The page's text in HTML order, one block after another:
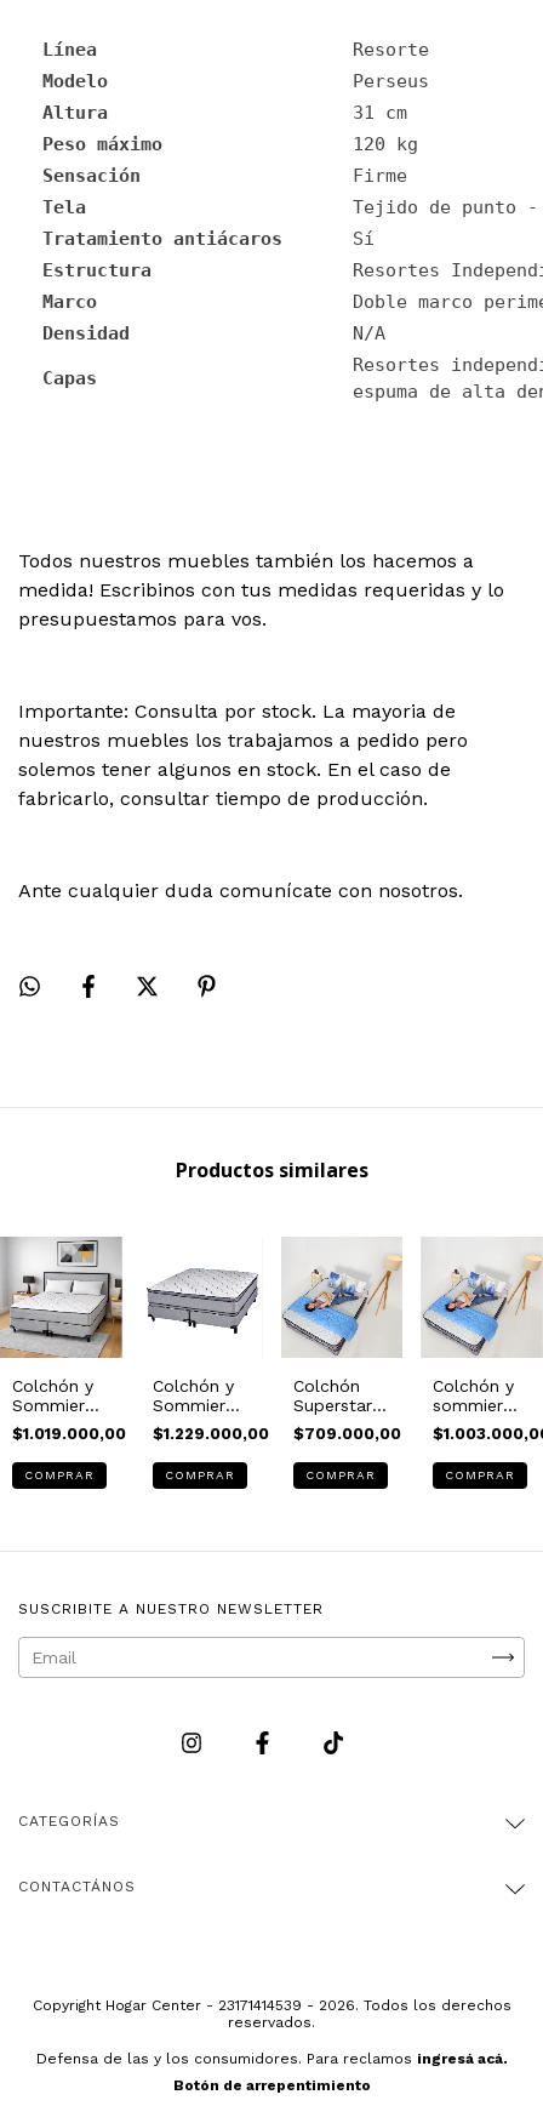
Línea
Resorte
Modelo
Perseus
Altura
31 cm
Peso máximo
120 kg
Sensación
Firme
Tela
Tejido de punto -
Tratamiento antiácaros
Sí
Estructura
Resortes
Marco
Doble marco
Densidad
N/A
Capas
Resortes
espuma de alta
Todos nuestros muebles también los hacemos a
medida! Escribinos con tus medidas requeridas y lo
presupuestamos para vos.
Importante: Consulta por stock. La mayoria de
nuestros muebles los trabajamos a pedido pero
solemos tener algunos en stock. En el caso de
fabricarlo, consultar tiempo de producción.
Ante cualquier duda comunícate con nosotros.
Productos similares
Colchón y
Sommier
Boreal
Bamboo de
Resortes
Suavestar
$1.019.000,00
COMPRAR
Colchón y
Sommier
Doble
Pillow
Boreal
Bamboo de
$1.229.000,00
COMPRAR
Colchón
Superstar
EP de
Resortes
(Suavestar)
$709.000,00
COMPRAR
Colchón y
sommier
Superstar
EP de
Resortes
(Suavestar)
COMPRAR
SUSCRIBITE A NUESTRO NEWSLETTER
CATEGORÍAS
CONTACTÁNOS
Copyright Hogar Center - 23171414539 - 2026. Todos los derechos
reservados.
Defensa de las y los consumidores. Para reclamos ingresá acá.
Botón de arrepentimiento